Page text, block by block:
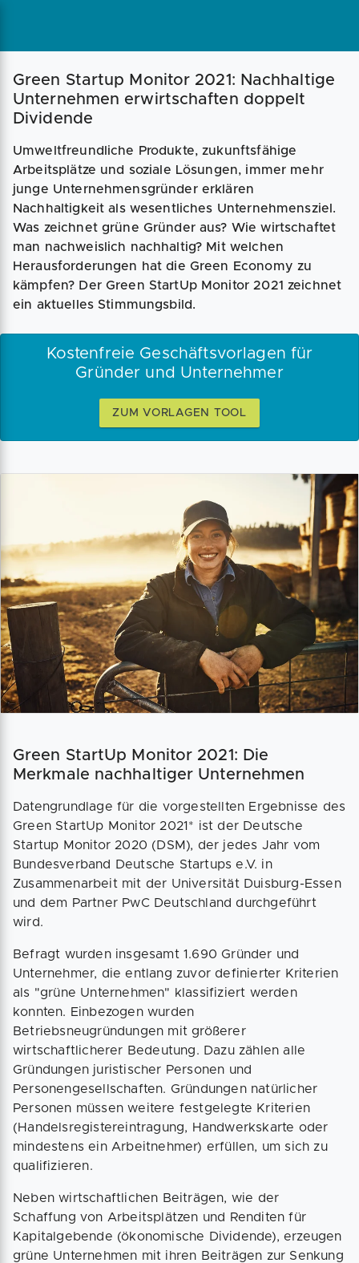
Green Startup Monitor 2021: Nachhaltige
Unternehmen erwirtschaften doppelt
Dividende
Umweltfreundliche Produkte, zukunftsfähige
Arbeitsplätze und soziale Lösungen, immer mehr
junge Unternehmensgründer erklären
Nachhaltigkeit als wesentliches Unternehmensziel.
Was zeichnet grüne Gründer aus? Wie wirtschaftet
man nachweislich nachhaltig? Mit welchen
Herausforderungen hat die Green Economy zu
kämpfen? Der Green StartUp Monitor 2021 zeichnet
ein aktuelles Stimmungsbild.
Kostenfreie Geschäftsvorlagen für
Gründer und Unternehmer
ZUM VORLAGEN TOOL
Green StartUp Monitor 2021: Die
Merkmale nachhaltiger Unternehmen
Datengrundlage für die vorgestellten Ergebnisse des
Green StartUp Monitor 2021* ist der Deutsche
Startup Monitor 2020 (DSM), der jedes Jahr vom
Bundesverband Deutsche Startups e.V. in
Zusammenarbeit mit der Universität Duisburg-Essen
und dem Partner PwC Deutschland durchgeführt
wird.
Befragt wurden insgesamt 1.690 Gründer und
Unternehmer, die entlang zuvor definierter Kriterien
als "grüne Unternehmen" klassifiziert werden
konnten. Einbezogen wurden
Betriebsneugründungen mit größerer
wirtschaftlicherer Bedeutung. Dazu zählen alle
Gründungen juristischer Personen und
Personengesellschaften. Gründungen natürlicher
Personen müssen weitere festgelegte Kriterien
(Handelsregistereintragung, Handwerkskarte oder
mindestens ein Arbeitnehmer) erfüllen, um sich zu
qualifizieren.
Neben wirtschaftlichen Beiträgen, wie der
Schaffung von Arbeitsplätzen und Renditen für
Kapitalgebende (ökonomische Dividende), erzeugen
grüne Unternehmen mit ihren Beiträgen zur Senkung